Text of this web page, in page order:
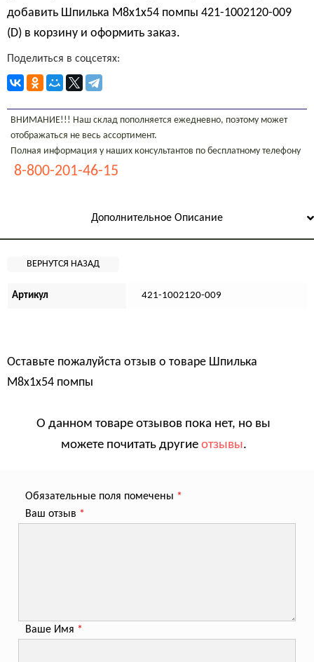
добавить Шпилька М8х1х54 помпы 421-1002120-009
(D) в корзину и оформить заказ.
Поделиться в соцсетях:
ВНИМАНИЕ!!! Наш склад пополняется ежедневно, поэтому может
отображаться не весь ассортимент.
Полная информация у наших консультантов по бесплатному телефону
8-800-201-46-15
Дополнительное Описание
Артикул 421-1002120-009
Оставьте пожалуйста отзыв о товаре Шпилька
М8х1х54 помпы
О данном товаре отзывов пока нет, но вы
можете почитать другие отзывы.
Обязательные поля помечены *
Ваш отзыв *
Ваше Имя *